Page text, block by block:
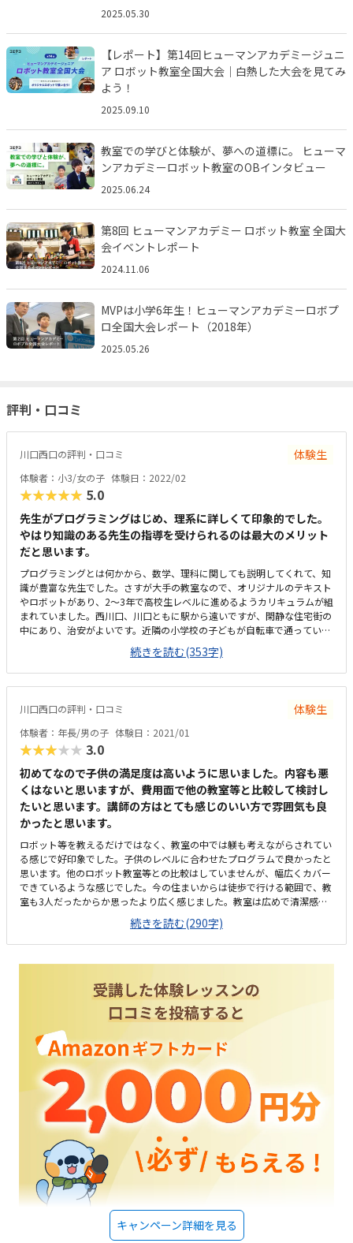
2025.05.30
【レポート】第14回ヒューマンアカデミージュニ
ア ロボット教室全国大会｜白熱した大会を見てみ
よう！
2025.09.10
教室での学びと体験が、夢への道標に。 ヒューマ
ンアカデミーロボット教室のOBインタビュー
2025.06.24
第8回 ヒューマンアカデミー ロボット教室 全国大
会イベントレポート
2024.11.06
MVPは小学6年生！ヒューマンアカデミーロボプ
ロ全国大会レポート（2018年）
2025.05.26
評判・口コミ
川口西口の評判・口コミ 体験生
体験者：小3/女の子 体験日：2022/02
★★★★★ 5.0
先生がプログラミングはじめ、理系に詳しくて印象的でした。
やはり知識のある先生の指導を受けられるのは最大のメリット
だと思います。
プログラミングとは何かから、数学、理科に関しても説明してくれて、知
識が豊富な先生でした。さすが大手の教室なので、オリジナルのテキスト
やロボットがあり、2〜3年で高校生レベルに進めるようカリキュラムが組
まれていました。西川口、川口ともに駅から遠いですが、閑静な住宅街の
中にあり、治安がよいです。近隣の小学校の子どもが自転車で通っていま
した。広くはないですが、机と机の間も適度な距離があり、ソーシャルデ
ィスタンスも保たれていました。プログラミングなので、決して安くはあ
りませんが（1レッスン¥4,000な感じ）これからのプログラミング教育に
備えるためには入会する価値があると思います。もし、入会したらこんな
ましたが、対面に参加して良かったです。
続きを読む(353字)
川口西口の評判・口コミ 体験生
体験者：年長/男の子 体験日：2021/01
★★★★★ 3.0
初めてなので子供の満足度は高いように思いました。内容も悪
くはないと思いますが、費用面で他の教室等と比較して検討し
たいと思います。講師の方はとても感じのいい方で雰囲気も良
かったと思います。
ロボット等を教えるだけではなく、教室の中では躾も考えながらされてい
る感じで好印象でした。子供のレベルに合わせたプログラムで良かったと
思います。他のロボット教室等との比較はしていませんが、幅広くカバー
できているような感じでした。今の住まいからは徒歩で行ける範囲で、教
室も3人だったからか思ったより広く感じました。教室は広めで清潔感も
あり、子供が学ぶ場所としては良かったと思います。椅子や机は共有で使
われている様子でした。料金に対して授業内容や回数は物足りないように
感じました。もう少し安いか回数を増やした方がいいように感じました。
続きを読む(290字)
キャンペーン詳細を見る